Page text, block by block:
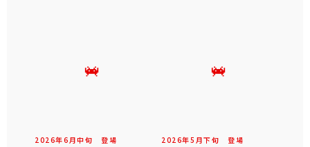
2026年6 月中旬 登場 2026年5 月下旬 登場